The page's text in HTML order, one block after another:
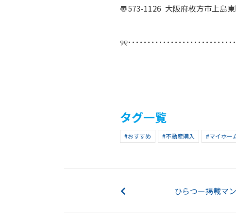
〠573-1126 大阪府枚方市上島
୨୧･･････････････････････････
タグ一覧
#おすすめ #不動産購入 #マイホー
ひらつー掲載マ